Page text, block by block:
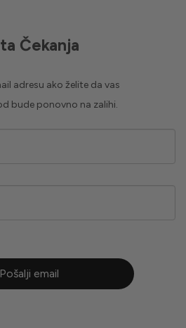
Čekanja
adresu ako želite da vas
bude ponovno na zalihi.
Pošalji email